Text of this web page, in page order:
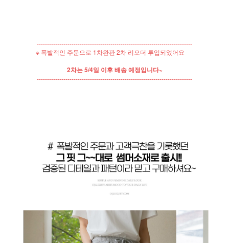
----------------------------------------------------------------------------
※ 폭발적인 주문으로 1차완판 2차 리오더 투입되었어요
2차는 5/4일 이후 배송 예정입니다~
----------------------------------------------------------------------------